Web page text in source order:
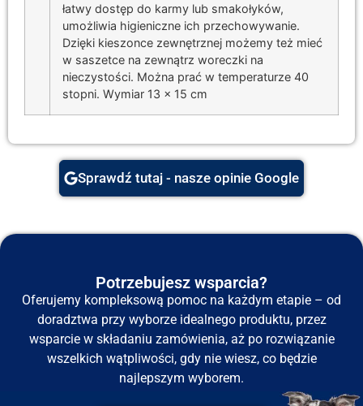
łatwy dostęp do karmy lub smakołyków,
umożliwia higieniczne ich przechowywanie.
Dzięki kieszonce zewnętrznej możemy też mieć
w saszetce na zewnątrz woreczki na
nieczystości. Można prać w temperaturze 40
stopni. Wymiar 13 x 15 cm
Sprawdź tutaj - nasze opinie Google
Potrzebujesz wsparcia?
Oferujemy kompleksową pomoc na każdym etapie – od
doradztwa przy wyborze idealnego produktu, przez
wsparcie w składaniu zamówienia, aż po rozwiązanie
wszelkich wątpliwości, gdy nie wiesz, co będzie
najlepszym wyborem.